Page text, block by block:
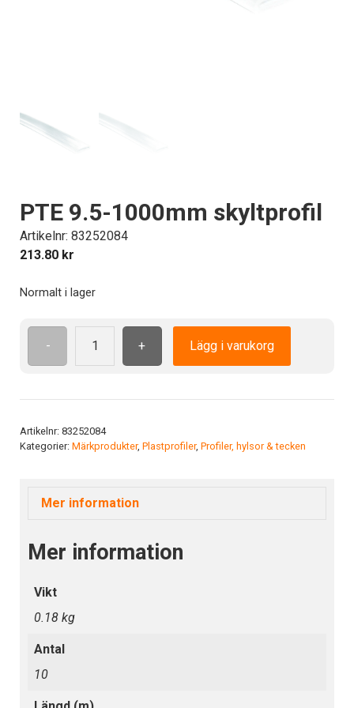
PTE 9.5-1000mm skyltprofil
Artikelnr: 83252084
213.80 kr
Normalt i lager
-
PTE
+ Lägg i varukorg
Artikelnr: 83252084
Kategorier: Märkprodukter, Plastprofiler, Profiler, hylsor & tecken
Mer information
Mer information
Vikt
0.18 kg
Antal
10